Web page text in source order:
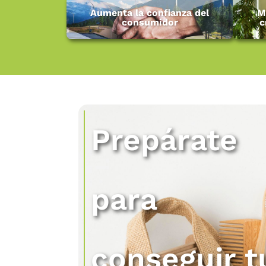
Aumenta la confianza del
consumidor
Prepárate
para
conseguir